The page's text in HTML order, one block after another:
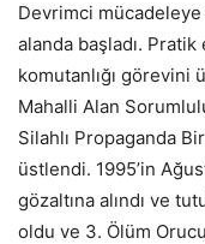
Devrimci mücadeleye
alanda başladı.
komutanlığı görevini
Mahalli Alan
Silahlı Propaganda
üstlendi. 1995’in
gözaltına alındı ve
oldu ve 3. Ölüm